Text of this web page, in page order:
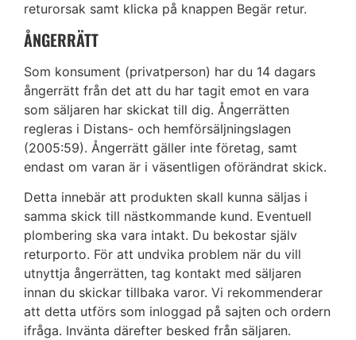
returorsak samt klicka på knappen Begär retur.
ÅNGERRÄTT
Som konsument (privatperson) har du 14 dagars
ångerrätt från det att du har tagit emot en vara
som säljaren har skickat till dig. Ångerrätten
regleras i Distans- och hemförsäljningslagen
(2005:59). Ångerrätt gäller inte företag, samt
endast om varan är i väsentligen oförändrat skick.
Detta innebär att produkten skall kunna säljas i
samma skick till nästkommande kund. Eventuell
plombering ska vara intakt. Du bekostar själv
returporto. För att undvika problem när du vill
utnyttja ångerrätten, tag kontakt med säljaren
innan du skickar tillbaka varor. Vi rekommenderar
att detta utförs som inloggad på sajten och ordern
ifråga. Invänta därefter besked från säljaren.